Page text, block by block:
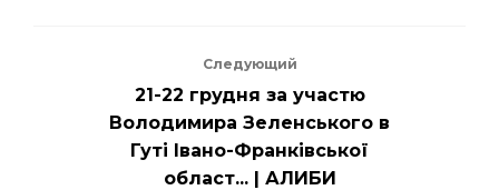
Следующий
21-22 грудня за участю
Володимира Зеленського в
Гуті Івано-Франківської
област... | АЛИБИ